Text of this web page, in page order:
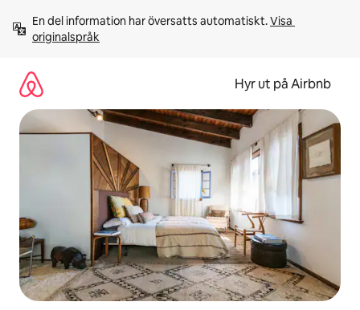
innehåll
En del information har översatts automatiskt. Visa
originalspråk
Hyr ut på Airbnb